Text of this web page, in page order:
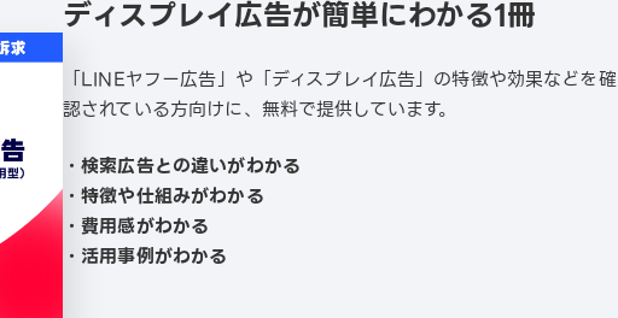
ディスプレイ広告が簡単にわかる1冊
「LINEヤフー広告」や「ディスプレイ広告」の特徴や効果などを確
認されている方向けに、無料で提供しています。
・検索広告との違いがわかる
・特徴や仕組みがわかる
・費用感がわかる
・活用事例がわかる